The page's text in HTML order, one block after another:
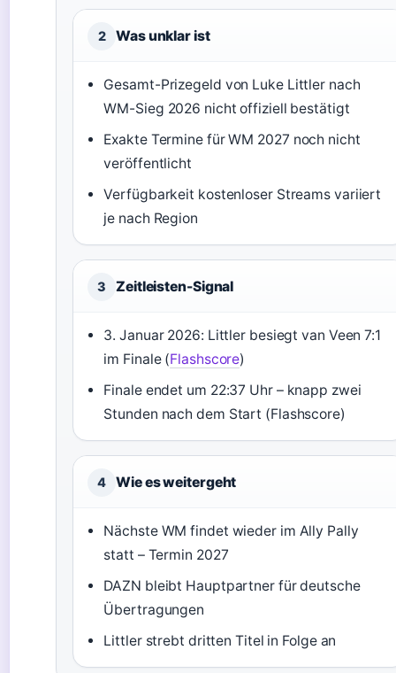
2 Was unklar ist
Gesamt-Prizegeld von Luke Littler nach
WM-Sieg 2026 nicht offiziell bestätigt
Exakte Termine für WM 2027 noch nicht
veröffentlicht
Verfügbarkeit kostenloser Streams variiert
je nach Region
3 Zeitleisten-Signal
3. Januar 2026: Littler besiegt van Veen 7:1
im Finale (Flashscore)
Finale endet um 22:37 Uhr – knapp zwei
Stunden nach dem Start (Flashscore)
4 Wie es weitergeht
Nächste WM findet wieder im Ally Pally
statt – Termin 2027
DAZN bleibt Hauptpartner für deutsche
Übertragungen
Littler strebt dritten Titel in Folge an